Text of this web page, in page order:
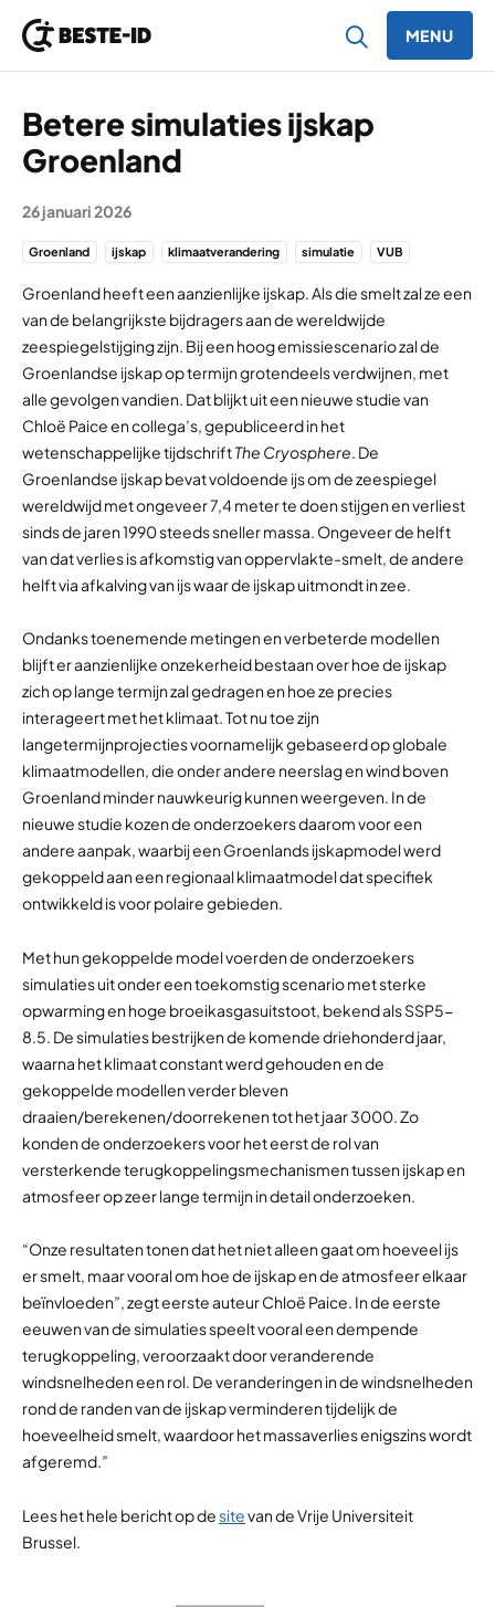
MENU
Betere simulaties ijskap
Groenland
26 januari 2026
Groenland ijskap klimaatverandering simulatie VUB
Groenland heeft een aanzienlijke ijskap. Als die smelt zal ze een
van de belangrijkste bijdragers aan de wereldwijde
zeespiegelstijging zijn. Bij een hoog emissiescenario zal de
Groenlandse ijskap op termijn grotendeels verdwijnen, met
alle gevolgen vandien. Dat blijkt uit een nieuwe studie van
Chloë Paice en collega’s, gepubliceerd in het
wetenschappelijke tijdschriftThe Cryosphere . De
Groenlandse ijskap bevat voldoende ijs om de zeespiegel
wereldwijd met ongeveer 7,4 meter te doen stijgen en verliest
sinds de jaren 1990 steeds sneller massa. Ongeveer de helft
van dat verlies is afkomstig van oppervlakte-smelt, de andere
helft via afkalving van ijs waar de ijskap uitmondt in zee.
Ondanks toenemende metingen en verbeterde modellen
blijft er aanzienlijke onzekerheid bestaan over hoe de ijskap
zich op lange termijn zal gedragen en hoe ze precies
interageert met het klimaat. Tot nu toe zijn
langetermijnprojecties voornamelijk gebaseerd op globale
klimaatmodellen, die onder andere neerslag en wind boven
Groenland minder nauwkeurig kunnen weergeven. In de
nieuwe studie kozen de onderzoekers daarom voor een
andere aanpak, waarbij een Groenlands ijskapmodel werd
gekoppeld aan een regionaal klimaatmodel dat specifiek
ontwikkeld is voor polaire gebieden.
Met hun gekoppelde model voerden de onderzoekers
simulaties uit onder een toekomstig scenario met sterke
opwarming en hoge broeikasgasuitstoot, bekend als SSP5-
8.5. De simulaties bestrijken de komende driehonderd jaar,
waarna het klimaat constant werd gehouden en de
gekoppelde modellen verder bleven
draaien/berekenen/doorrekenen tot het jaar 3000. Zo
konden de onderzoekers voor het eerst de rol van
versterkende terugkoppelingsmechanismen tussen ijskap en
atmosfeer op zeer lange termijn in detail onderzoeken.
“Onze resultaten tonen dat het niet alleen gaat om hoeveel ijs
er smelt, maar vooral om hoe de ijskap en de atmosfeer elkaar
beïnvloeden”, zegt eerste auteur Chloë Paice. In de eerste
eeuwen van de simulaties speelt vooral een dempende
terugkoppeling, veroorzaakt door veranderende
windsnelheden een rol. De veranderingen in de windsnelheden
rond de randen van de ijskap verminderen tijdelijk de
hoeveelheid smelt, waardoor het massaverlies enigszins wordt
afgeremd.”
Lees het hele bericht op de sitevan de Vrije Universiteit
Brussel.